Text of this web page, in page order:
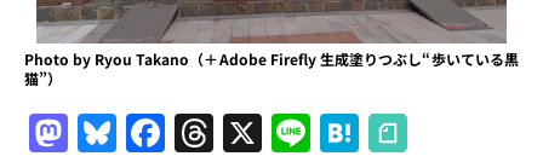
Photo by Ryou Takano（＋Adobe Firefly 生成塗りつぶし“歩いている黒
猫”）
M Bl F T X Li H